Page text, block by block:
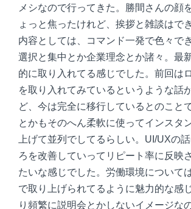
メシなので行ってきた。勝間さんの顔
ょっと焦ったけれど、挨拶と雑談はで
内容としては、コマンド一発で色々で
選択と集中とか企業理念とか諸々。最
的に取り入れてる感じでした。前回は
を取り入れてみているというような話
ど、今は完全に移行しているとのこと
とかもそのへん柔軟に使ってインスタ
上げて並列でしてるらしい。UI/UXの
ろを改善していってリピート率に反映
たいな感じでした。労働環境について
で取り上げられてるように魅力的な感
り頻繁に説明会とかしないイメージな